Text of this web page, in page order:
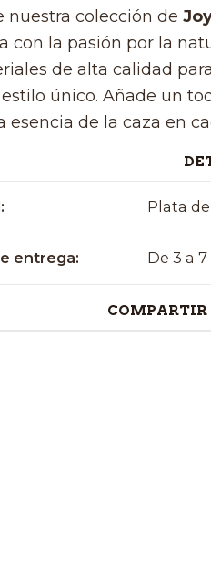
nuestra colección de
con la pasión por la
de alta calidad
estilo único. Añade un
esencia de la caza en
Plata
entrega: De 3 a
COMPARTIR